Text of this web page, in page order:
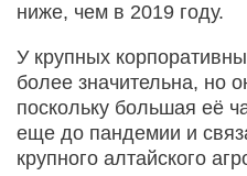
ниже, чем в 2019 году.
У крупных
более значительна, но
поскольку большая её
еще до пандемии и
крупного алтайского